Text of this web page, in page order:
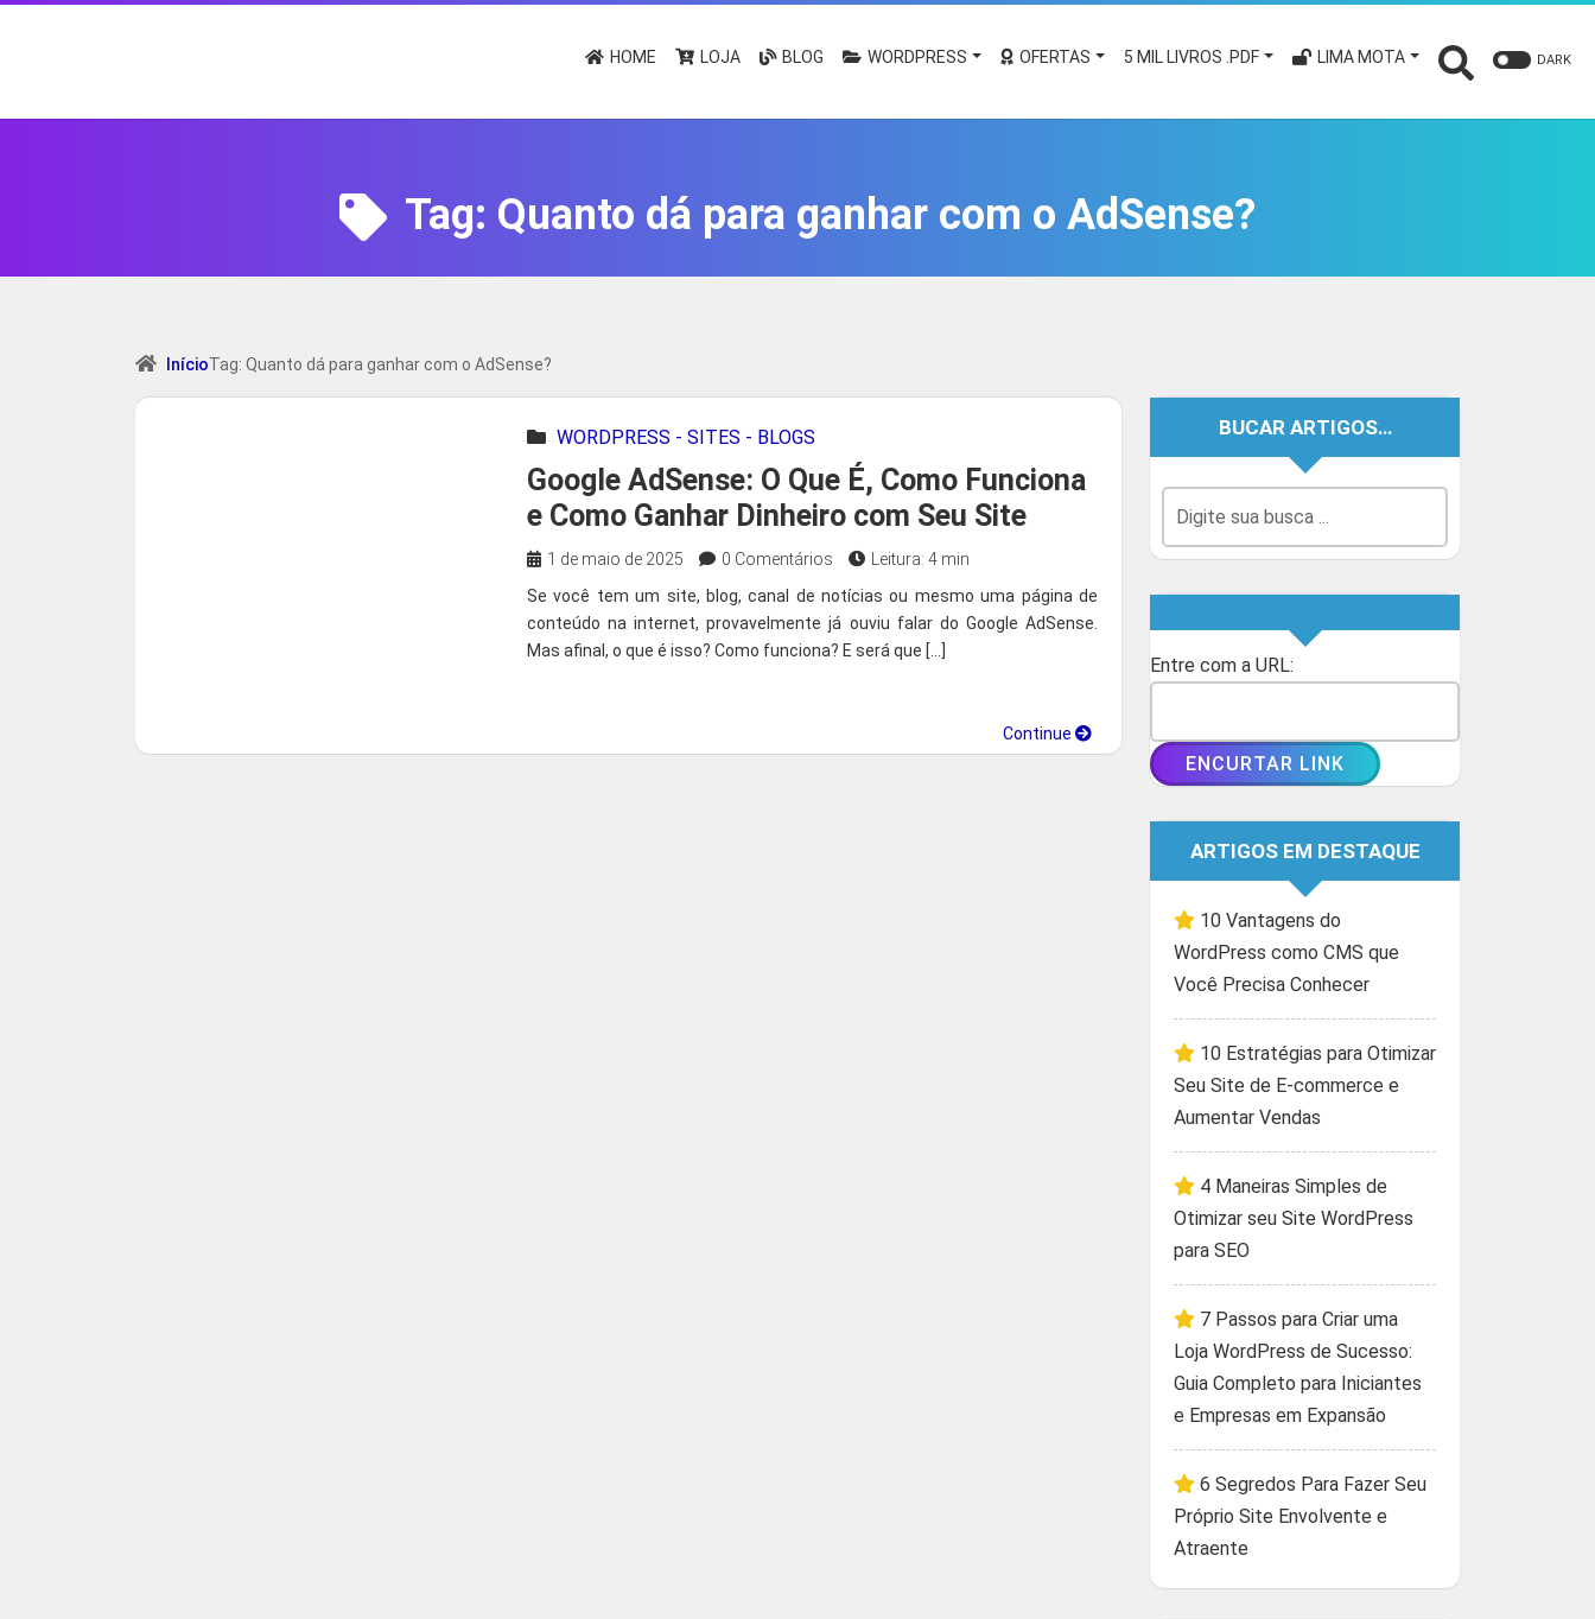
HOME LOJA BLOG WORDPRESS OFERTAS 5 MIL LIVROS .PDF LIMA MOTA DARK
Tag: Quanto dá para ganhar com o AdSense?
InícioTag: Quanto dá para ganhar com o AdSense?
WORDPRESS - SITES - BLOGS
Google AdSense: O Que É, Como Funciona
e Como Ganhar Dinheiro com Seu Site
1 de maio de 2025 0 Comentários
Leitura: 4 min
Se você tem um site, blog, canal de notícias ou mesmo uma página de
conteúdo na internet, provavelmente já ouviu falar do Google AdSense.
Mas afinal, o que é isso? Como funciona? E será que […]
Continue
BUCAR ARTIGOS…
Entre com a URL:
ARTIGOS EM DESTAQUE
10 Vantagens do
WordPress como CMS que
Você Precisa Conhecer
10 Estratégias para Otimizar
Seu Site de E-commerce e
Aumentar Vendas
4 Maneiras Simples de
Otimizar seu Site WordPress
para SEO
7 Passos para Criar uma
Loja WordPress de Sucesso:
Guia Completo para Iniciantes
e Empresas em Expansão
6 Segredos Para Fazer Seu
Próprio Site Envolvente e
Atraente